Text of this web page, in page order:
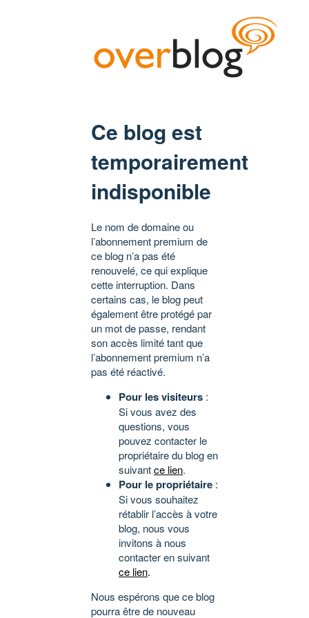
Ce blog est
temporairement
indisponible
Le nom de domaine ou
l’abonnement premium de
ce blog n’a pas été
renouvelé, ce qui explique
cette interruption. Dans
certains cas, le blog peut
également être protégé par
un mot de passe, rendant
son accès limité tant que
l’abonnement premium n’a
pas été réactivé.
Pour les visiteurs :
Si vous avez des
questions, vous
pouvez contacter le
propriétaire du blog en
suivantce lien.
Pour le propriétaire :
Si vous souhaitez
rétablir l’accès à votre
blog, nous vous
invitons à nous
contacter en suivant
ce lien.
Nous espérons que ce blog
pourra être de nouveau